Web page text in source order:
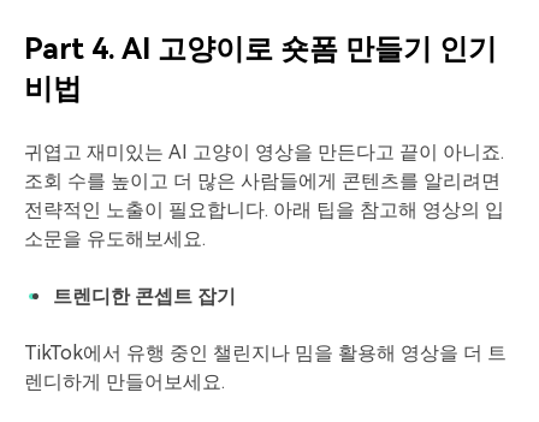
Part 4. AI 고양이로 숏폼 만들기 인기
비법
귀엽고 재미있는 AI 고양이 영상을 만든다고 끝이 아니죠.
조회 수를 높이고 더 많은 사람들에게 콘텐츠를 알리려면
전략적인 노출이 필요합니다. 아래 팁을 참고해 영상의 입
소문을 유도해보세요.
트렌디한 콘셉트 잡기
TikTok에서 유행 중인 챌린지나 밈을 활용해 영상을 더 트
렌디하게 만들어보세요.